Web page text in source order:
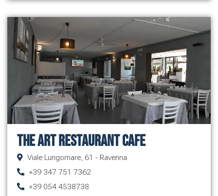
The Art Restaurant Cafe
Viale Lungomare, 61 - Ravenna
+39 347 751 7362
+39 054 4538738